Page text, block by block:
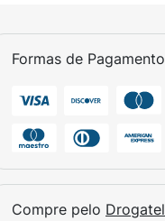
Formas de Pagamento
Compre pelo Drogatel